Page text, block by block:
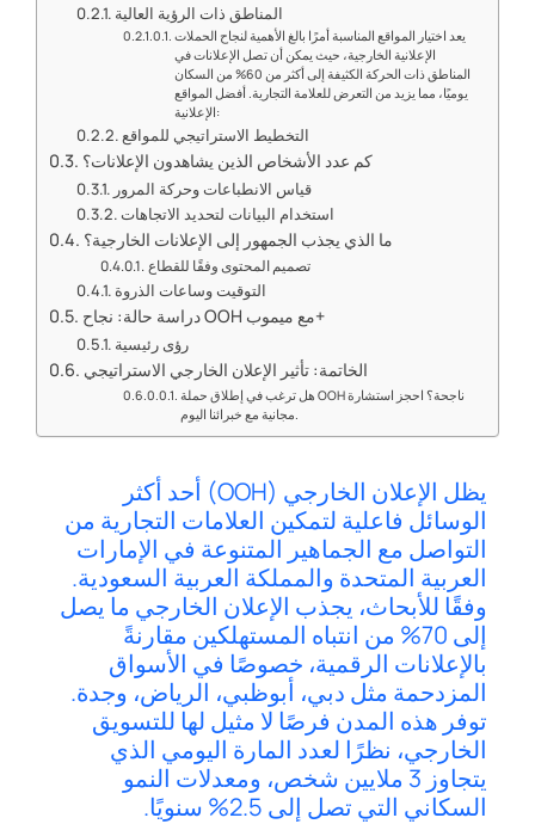
المناطق ذات الرؤية العالية
يعد اختيار المواقع المناسبة أمرًا بالغ الأهمية لنجاح الحملات
الإعلانية الخارجية، حيث يمكن أن تصل الإعلانات في
المناطق ذات الحركة الكثيفة إلى أكثر من 60% من السكان
يوميًا، مما يزيد من التعرض للعلامة التجارية. أفضل المواقع
الإعلانية:
التخطيط الاستراتيجي للمواقع
كم عدد الأشخاص الذين يشاهدون الإعلانات؟
قياس الانطباعات وحركة المرور
استخدام البيانات لتحديد الاتجاهات
ما الذي يجذب الجمهور إلى الإعلانات الخارجية؟
تصميم المحتوى وفقًا للقطاع
التوقيت وساعات الذروة
دراسة حالة: نجاح OOH مع ميموب+
رؤى رئيسية
الخاتمة: تأثير الإعلان الخارجي الاستراتيجي
هل ترغب في إطلاق حملة OOH ناجحة؟ احجز استشارة
يظل الإعلان الخارجي (OOH) أحد أكثر
الوسائل فاعلية لتمكين العلامات التجارية من
التواصل مع الجماهير المتنوعة في الإمارات
العربية المتحدة والمملكة العربية السعودية.
وفقًا للأبحاث، يجذب الإعلان الخارجي ما يصل
إلى 70% من انتباه المستهلكين مقارنةً
بالإعلانات الرقمية، خصوصًا في الأسواق
المزدحمة مثل دبي، أبوظبي، الرياض، وجدة.
توفر هذه المدن فرصًا لا مثيل لها للتسويق
الخارجي، نظرًا لعدد المارة اليومي الذي
يتجاوز 3 ملايين شخص، ومعدلات النمو
السكاني التي تصل إلى 2.5% سنويًا.